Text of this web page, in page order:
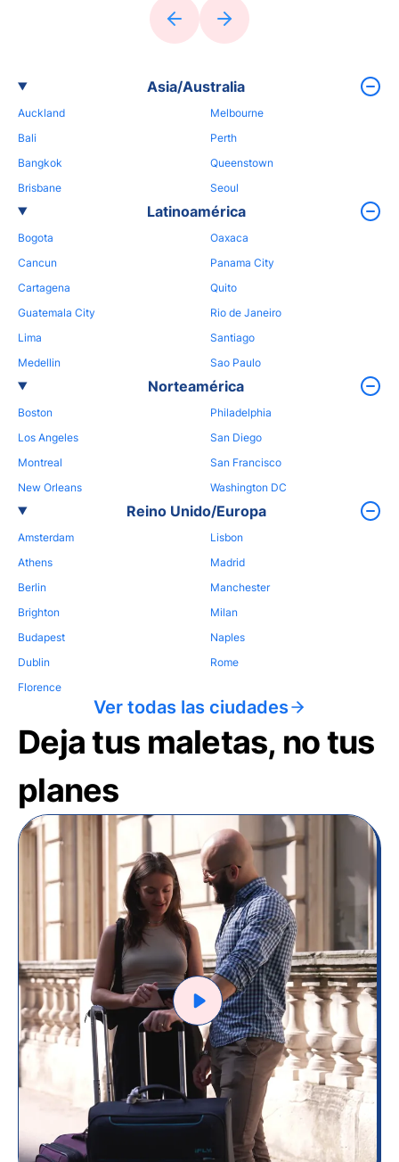
Asia/Australia
Auckland
Bali
Bangkok
Brisbane
Melbourne
Perth
Queenstown
Seoul
Latinoamérica
Bogota
Cancun
Cartagena
Guatemala City
Lima
Medellin
Oaxaca
Panama City
Quito
Rio de Janeiro
Santiago
Sao Paulo
Norteamérica
Boston
Los Angeles
Montreal
New Orleans
Philadelphia
San Diego
San Francisco
Washington DC
Reino Unido/Europa
Amsterdam
Athens
Berlin
Brighton
Budapest
Dublin
Florence
Lisbon
Madrid
Manchester
Milan
Naples
Rome
Ver todas las ciudades
Deja tus maletas, no tus
planes